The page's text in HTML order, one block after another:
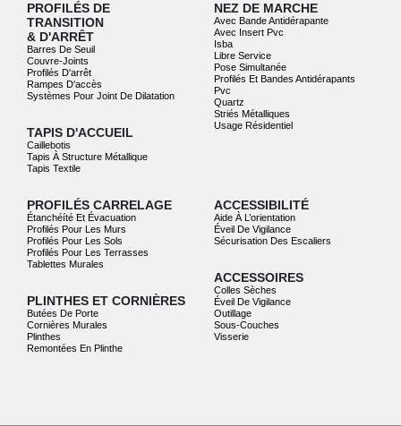
PROFILÉS DE
TRANSITION
& D'ARRÊT
Barres De Seuil
Couvre-Joints
Profilés D'arrêt
Rampes D'accès
Systèmes Pour Joint De Dilatation
TAPIS D'ACCUEIL
Caillebotis
Tapis À Structure Métallique
Tapis Textile
NEZ DE MARCHE
Avec Bande Antidérapante
Avec Insert Pvc
Isba
Libre Service
Pose Simultanée
Profilés Et Bandes Antidérapants
Pvc
Quartz
Striés Métalliques
Usage Résidentiel
PROFILÉS CARRELAGE
Étanchéíté Et Évacuation
Profilés Pour Les Murs
Profilés Pour Les Sols
Profilés Pour Les Terrasses
Tablettes Murales
PLINTHES ET CORNIÈRES
Butées De Porte
Cornières Murales
Plinthes
Remontées En Plinthe
ACCESSIBILITÉ
Aide À L’orientation
Éveil De Vigilance
Sécurisation Des Escaliers
ACCESSOIRES
Colles Sèches
Éveil De Vigilance
Outillage
Sous-Couches
Visserie